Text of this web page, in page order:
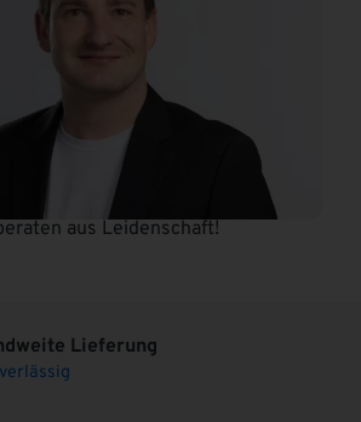
aus Leidenschaft!
Lieferung